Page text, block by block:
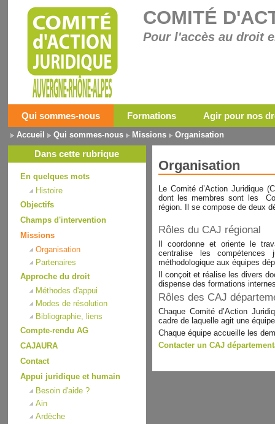
COMITÉ
Pour l'accès au droit
Qui sommes-nous Formations Agir pour nos
Accueil Qui sommes-nous Missions Organisation
Dans cette rubrique
En quelques mots
Histoire
Objectifs
Champs d'intervention
Missions
Organisation
Partenaires
Approche du droit
Méthodes d'appui
Modes de résolution
Bibliographie, liens
Compte-rendu AG
CAJAURA
Contact
Appui juridique et humain
Besoin d'aide ?
Ain
Ardèche
Organisation
Le Comité d’Action Juridique
dont les membres sont les
région. Il se compose de deux
Rôles du CAJ régional
Il coordonne et oriente le
centralise les
méthodologique aux équipes
Il conçoit et réalise les divers
dispense des formations
Rôles des CAJ
Chaque Comité d’Action
cadre de laquelle agit une
Chaque équipe accueille les
Contacter un CAJ